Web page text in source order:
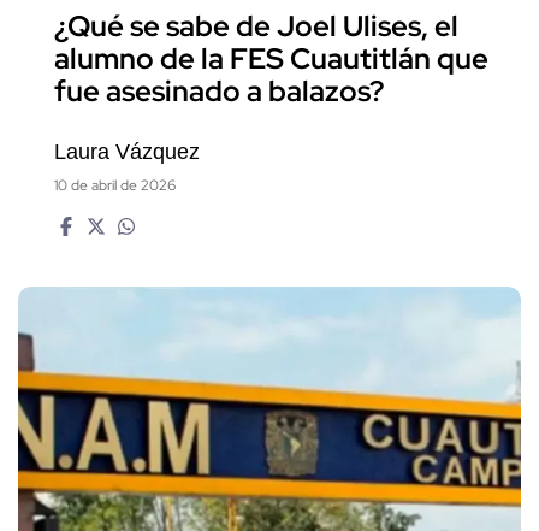
¿Qué se sabe de Joel Ulises, el
alumno de la FES Cuautitlán que
fue asesinado a balazos?
Laura Vázquez
10 de abril de 2026